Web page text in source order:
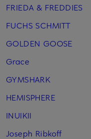
FRIEDA & FREDDIES
FUCHS SCHMITT
GOLDEN GOOSE
Grace
GYMSHARK
HEMISPHERE
INUIKII
Joseph Ribkoff